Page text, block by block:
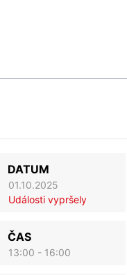
DATUM
01.10.2025
Události vypršely
ČAS
13:00 - 16:00